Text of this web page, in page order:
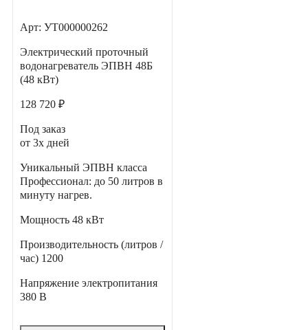
Арт: УТ000000262
Электрический проточный
водонагреватель ЭПВН 48Б
(48 кВт)
128 720 ₽
Под заказ
от 3х дней
Уникальный ЭПВН класса
Профессионал: до 50 литров в
минуту нагрев.
Мощность 48 кВт
Производительность (литров /
час) 1200
Напряжение электропитания
380 В